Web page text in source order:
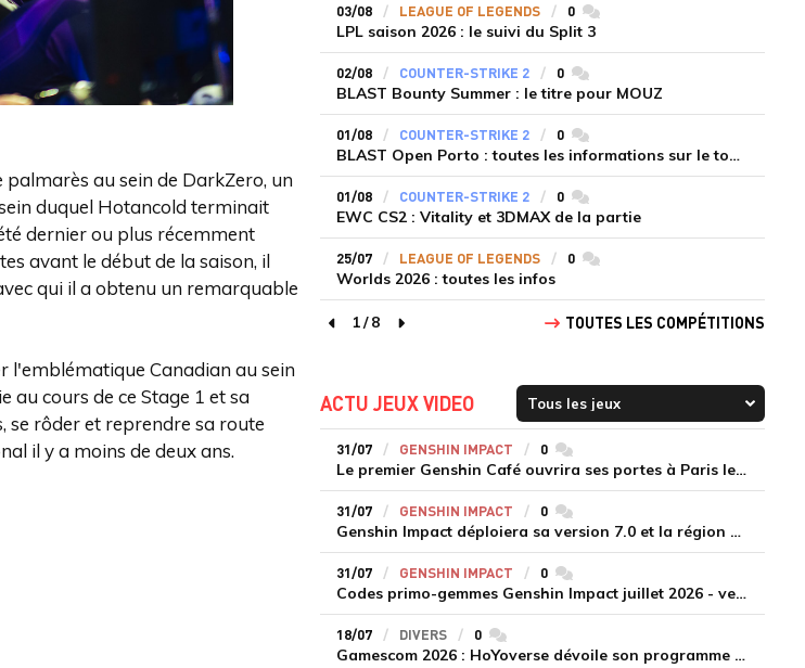
au sein de DarkZero, un
duquel Hotancold terminait
dernier ou plus récemment
avant le début de la saison, il
qui il a obtenu un remarquable
l'emblématique Canadian au sein
au cours de ce Stage 1 et sa
se rôder et reprendre sa route
il y a moins de deux ans.
03/08 LEAGUE OF LEGENDS 0commentaires
LPL saison 2026 : le suivi du Split 3
02/08 COUNTER-STRIKE 2 0commentaires
BLAST Bounty Summer : le titre pour MOUZ
01/08 COUNTER-STRIKE 2 0commentaires
BLAST Open Porto : toutes les informations sur le tournoi
01/08 COUNTER-STRIKE 2 0commentaires
EWC CS2 : Vitality et 3DMAX de la partie
25/07 LEAGUE OF LEGENDS 0commentaires
Worlds 2026 : toutes les infos
page précédente
1/8
page suivante
TOUTES LES COMPÉTITIONS
ACTU JEUX VIDEO
31/07 GENSHIN IMPACT 0commentaires
Le premier Genshin Café ouvrira ses portes à Paris le 14 août
31/07 GENSHIN IMPACT 0commentaires
Genshin Impact déploiera sa version 7.0 et la région de Snezhnaya le 12 août
31/07 GENSHIN IMPACT 0commentaires
Codes primo-gemmes Genshin Impact juillet 2026 - version 7.0
18/07 DIVERS 0commentaires
Gamescom 2026 : HoYoverse dévoile son programme et présente deux nouveaux jeux inédits